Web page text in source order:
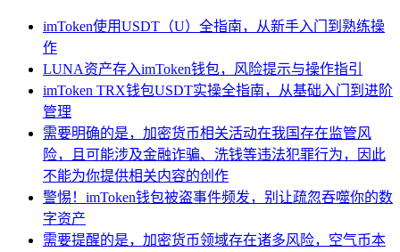
imToken使用USDT（U）全指南，从新手入门到熟练操
作
LUNA资产存入imToken钱包，风险提示与操作指引
imToken TRX钱包USDT实操全指南，从基础入门到进阶
管理
需要明确的是，加密货币相关活动在我国存在监管风
险，且可能涉及金融诈骗、洗钱等违法犯罪行为，因此
不能为你提供相关内容的创作
警惕！imToken钱包被盗事件频发，别让疏忽吞噬你的数
字资产
需要提醒的是，加密货币领域存在诸多风险，空气币本